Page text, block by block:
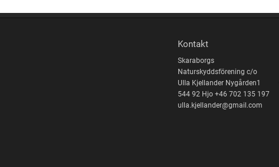
Kontakt
Skaraborgs
Naturskyddsförening c/o
Ulla Kjellander Nygården1
544 92 Hjo +46 702 135 197
ulla.kjellander@gmail.com